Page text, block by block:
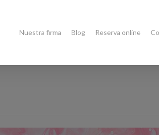
Nuestra firma Blog Reserva online